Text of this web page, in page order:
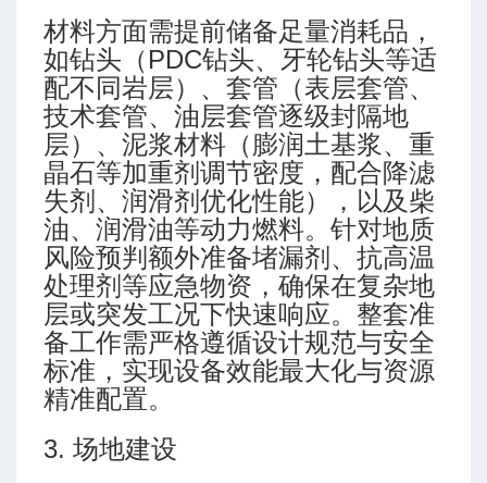
7G)
材料方面需提前储备足量消耗品，
如钻头（PDC钻头、牙轮钻头等适
配不同岩层）、套管（表层套管、
技术套管、油层套管逐级封隔地
层）、泥浆材料（膨润土基浆、重
晶石等加重剂调节密度，配合降滤
失剂、润滑剂优化性能），以及柴
油、润滑油等动力燃料。针对地质
风险预判额外准备堵漏剂、抗高温
处理剂等应急物资，确保在复杂地
层或突发工况下快速响应。整套准
备工作需严格遵循设计规范与安全
标准，实现设备效能最大化与资源
精准配置。
3. 场地建设